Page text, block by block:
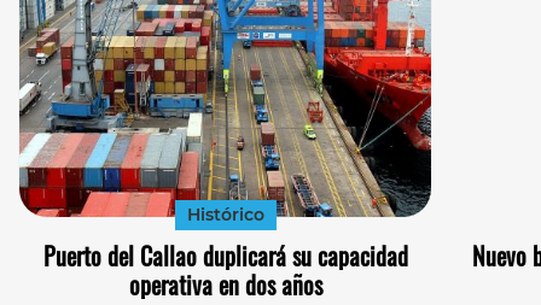
Histórico
Puerto del Callao duplicará su capacidad
operativa en dos años
Nuevo